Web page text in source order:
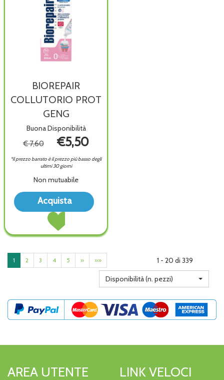
BIOREPAIR
COLLUTORIO PROT
GENG
Buona Disponibilità
€ 7,60 €5,50
*il prezzo barrato è il prezzo più basso degli
ultimi 30 giorni
Non mutuabile
Acquista
Acquista BIOREPAIR
PROT
carrello
GENG alla
wishlist
1 2 3 4 5 » »» 1 - 20 di 339
Disponibilità (n. pezzi)
AREA UTENTE LINK VELOCI